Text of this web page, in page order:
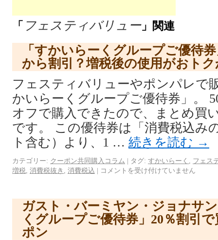
「 フェスティバリュー」関連
「すかいらーくグループご優待
から割引？増税後の使用がおト
フェスティバリューやポンパレで
かいらーくグループご優待券」。
オフで購入できたので、まとめ買
です。 この優待券は「消費税込み
ト含む）より、1 … 続きを読む →
カテゴリー: クーポン共同購入コラム | タグ: すかいらーく
フェス
増税 消費税抜き 消費税込 | コメントを受け付けていません
ガスト・バーミヤン・ジョナサ
くグループご優待券」20％割引
ポン